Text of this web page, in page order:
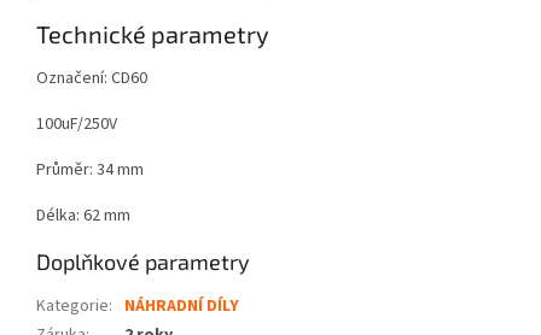
Technické parametry
Označení: CD60
100uF/250V
Průměr: 34 mm
Délka: 62 mm
Doplňkové parametry
Kategorie: NÁHRADNÍ DÍLY